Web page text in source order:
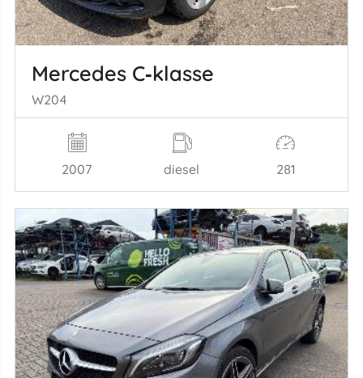
Mercedes C‑klasse
W204
2007 diesel 281